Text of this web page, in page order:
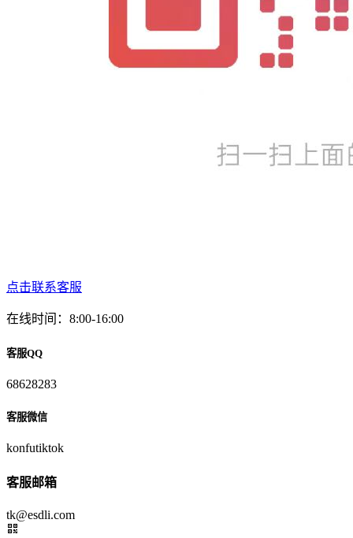
点击联系客服
在线时间：8:00-16:00
客服QQ
68628283
客服微信
konfutiktok
客服邮箱
tk@esdli.com